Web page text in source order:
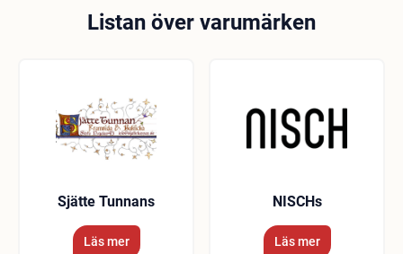
kundvagn. Klicka på varukorgen och slutför ditt köp.
När du är klar med din shopping får du en Excel-fil
varje kupong som du kan dela som du vill via SMS
eller e-post.
Listan över varumärken
Sjätte Tunnans
Läs mer
NISCHs
Läs mer